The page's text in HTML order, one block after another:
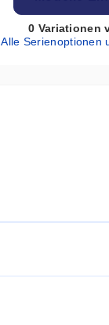
0 Variationen
Alle Serienoptionen